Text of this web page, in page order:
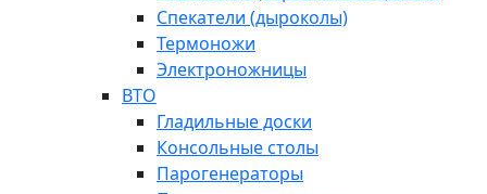
Спекатели (дыроколы)
Термоножи
Электроножницы
ВТО
Гладильные доски
Консольные столы
Парогенераторы